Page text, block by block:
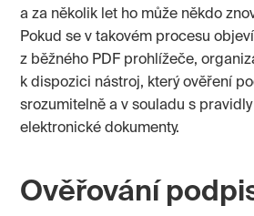
a za několik let ho může někdo
Pokud se v takovém procesu
z běžného PDF prohlížeče,
k dispozici nástroj, který ověření
srozumitelně a v souladu s
elektronické dokumenty.
Ověřování